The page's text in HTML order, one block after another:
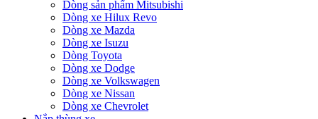
Dòng sản phẩm Mitsubishi
Dòng xe Hilux Revo
Dòng xe Mazda
Dòng xe Isuzu
Dòng Toyota
Dòng xe Dodge
Dòng xe Volkswagen
Dòng xe Nissan
Dòng xe Chevrolet